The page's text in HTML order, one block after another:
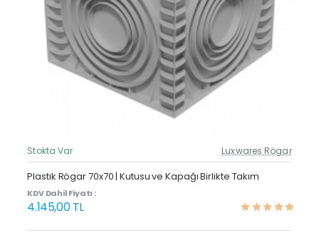
Güncel Fiyat
Stokta Var Luxwares Rögar
Plastik Rögar 70x70 | Kutusu ve Kapağı Birlikte Takım
KDV Dahil Fiyatı :
4.145,00 TL